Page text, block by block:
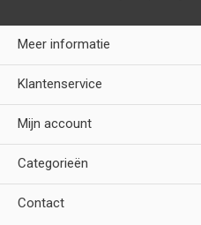
Meer informatie
Klantenservice
Mijn account
Categorieën
Contact